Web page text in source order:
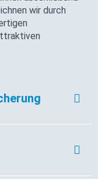
wir durch